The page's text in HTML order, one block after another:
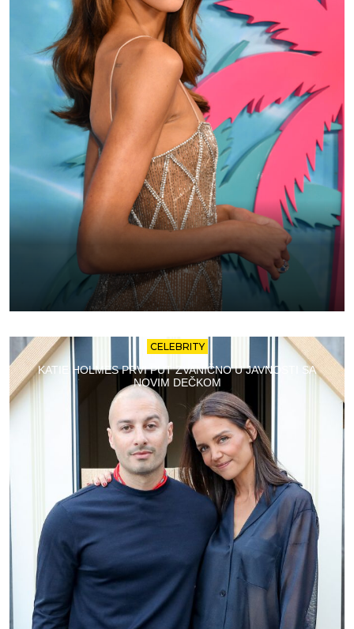
CELEBRITY
KATIE HOLMES PRVI PUT ZVANIČNO U JAVNOSTI SA
NOVIM DEČKOM